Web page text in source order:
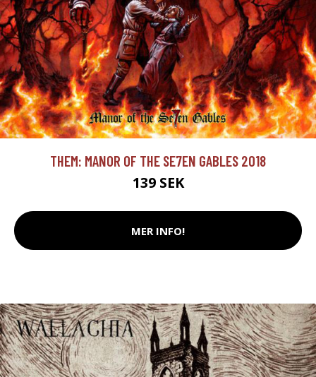
THEM: MANOR OF THE SE7EN GABLES 2018
139 SEK
MER INFO!